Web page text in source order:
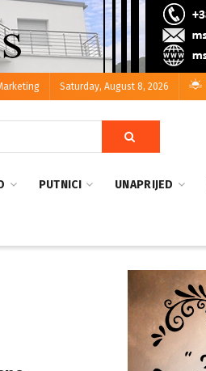
Saturday, August 8, 2026
PUTNICI UNAPRIJED